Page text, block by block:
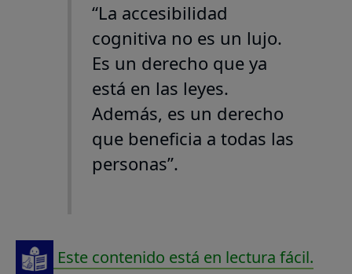
“La accesibilidad
cognitiva no es un lujo.
Es un derecho que ya
está en las leyes.
Además, es un derecho
que beneficia a todas las
personas”.
Este contenido está en lectura fácil.